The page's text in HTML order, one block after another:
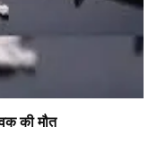
की मौत